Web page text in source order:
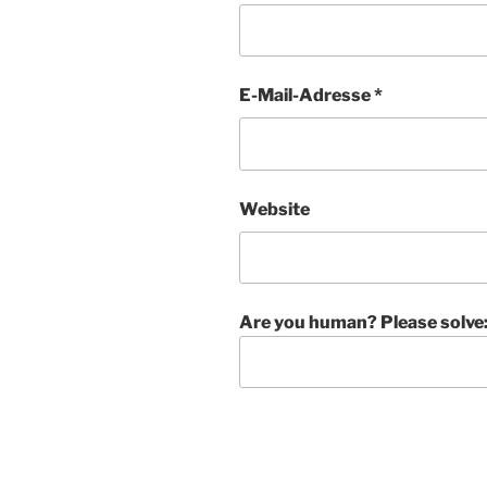
E-Mail-Adresse*
Website
Are you human? Please